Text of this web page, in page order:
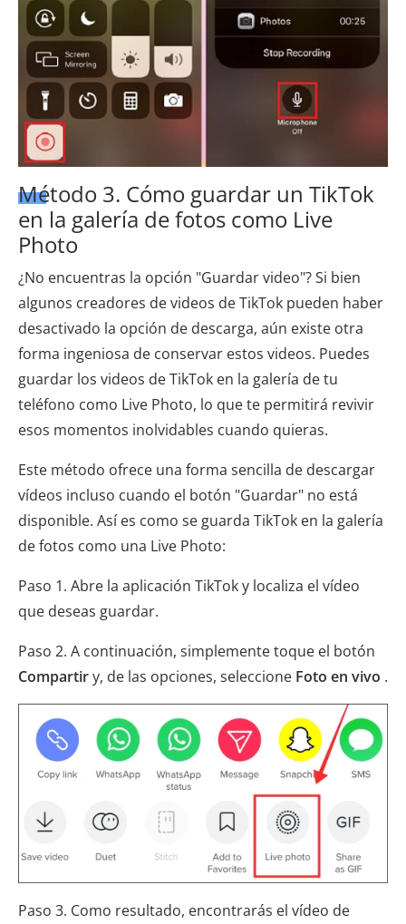
Método 3. Cómo guardar un TikTok
en la galería de fotos como Live
Photo
¿No encuentras la opción "Guardar video"? Si bien
algunos creadores de videos de TikTok pueden haber
desactivado la opción de descarga, aún existe otra
forma ingeniosa de conservar estos videos. Puedes
guardar los videos de TikTok en la galería de tu
teléfono como Live Photo, lo que te permitirá revivir
esos momentos inolvidables cuando quieras.
Este método ofrece una forma sencilla de descargar
vídeos incluso cuando el botón "Guardar" no está
disponible. Así es como se guarda TikTok en la galería
de fotos como una Live Photo:
Paso 1. Abre la aplicación TikTok y localiza el vídeo
que deseas guardar.
Paso 2. A continuación, simplemente toque el botón
Compartiry, de las opciones, seleccione Foto en vivo .
Paso 3. Como resultado, encontrarás el vídeo de